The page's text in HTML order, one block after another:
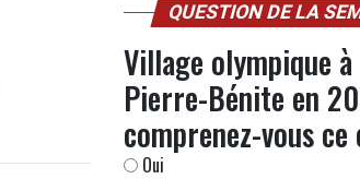
QUESTION DE LA
Village olympique
Pierre-Bénite en
comprenez-vous
Oui